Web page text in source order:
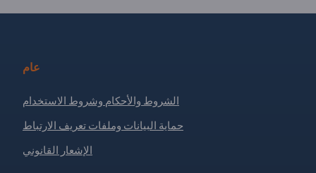
عام
الشروط والأحكام وشروط الاستخدام
حماية البيانات وملفات تعريف الارتباط
الإشعار القانوني